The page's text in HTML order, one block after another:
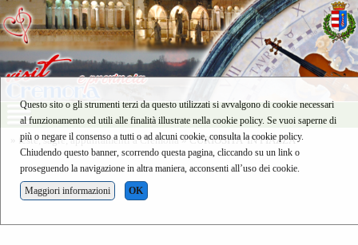
» feste, sagre, appuntamenti a Cremona » CURIOSITA' IN PIAZZA
Questo sito o gli strumenti terzi da questo utilizzati si avvalgono di cookie necessari
al funzionamento ed utili alle finalità illustrate nella cookie policy. Se vuoi saperne di
più o negare il consenso a tutti o ad alcuni cookie, consulta la cookie policy.
Chiudendo questo banner, scorrendo questa pagina, cliccando su un link o
proseguendo la navigazione in altra maniera, acconsenti all’uso dei cookie.
Maggiori informazioni
OK